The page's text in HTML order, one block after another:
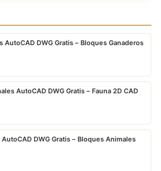
AutoCAD DWG Gratis – Bloques Ganaderos
AutoCAD DWG Gratis – Fauna 2D CAD
DWG Gratis – Bloques Animales